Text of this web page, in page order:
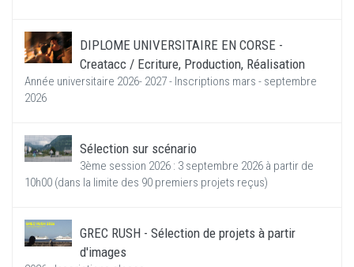
DIPLOME UNIVERSITAIRE EN CORSE -
Creatacc / Ecriture, Production, Réalisation
Année universitaire 2026- 2027 - Inscriptions mars - septembre
2026
Sélection sur scénario
3ème session 2026 : 3 septembre 2026 à partir de
10h00 (dans la limite des 90 premiers projets reçus)
GREC RUSH - Sélection de projets à partir
d'images